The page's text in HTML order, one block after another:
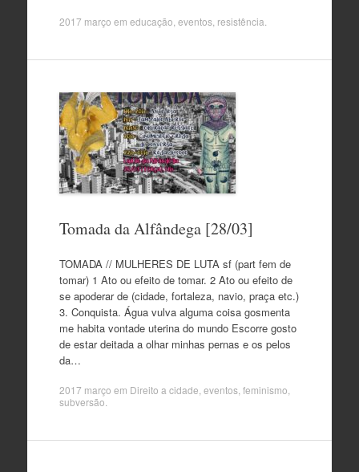
2017 março em educação eventos, resistência
Tomada da Alfândega [28/03]
TOMADA // MULHERES DE LUTA sf (part fem de
tomar) 1 Ato ou efeito de tomar. 2 Ato ou efeito de
se apoderar de (cidade, fortaleza, navio, praça etc.)
3. Conquista. Água vulva alguma coisa gosmenta
me habita vontade uterina do mundo Escorre gosto
de estar deitada a olhar minhas pernas e os pelos
da…
2017 março em Direito a cidade eventos, feminismo
subversão